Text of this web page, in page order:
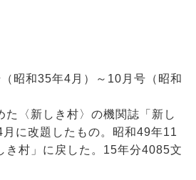
（昭和35年4月）～10月号（昭和
〈新しき村〉の機関誌「新し
に改題したもの。昭和49年11
き村」に戻した。15年分4085文